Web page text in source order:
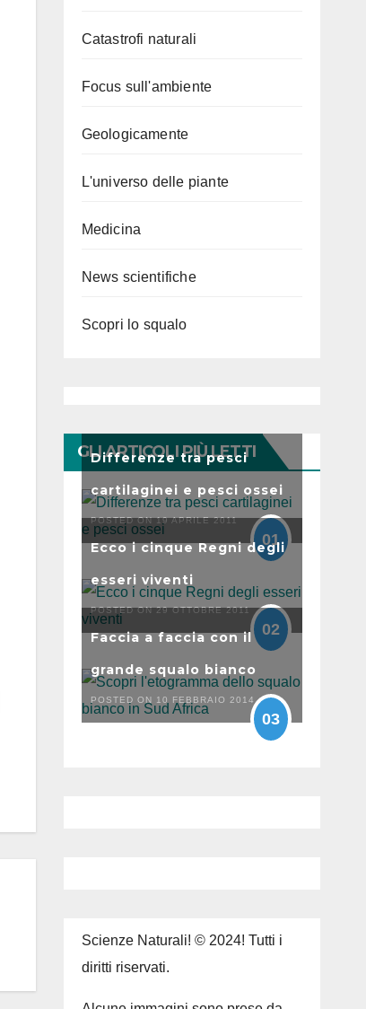
Catastrofi naturali
Focus sull'ambiente
Geologicamente
L'universo delle piante
Medicina
News scientifiche
Scopri lo squalo
GLI ARTICOLI PIÙ LETTI
Differenze tra pesci
cartilaginei e pesci ossei
POSTED ON 19 APRILE 2011
01
Ecco i cinque Regni degli
esseri viventi
POSTED ON 29 OTTOBRE 2011
02
Faccia a faccia con il
grande squalo bianco
POSTED ON 10 FEBBRAIO 2014
03
Scienze Naturali! © 2024! Tutti i
diritti riservati.